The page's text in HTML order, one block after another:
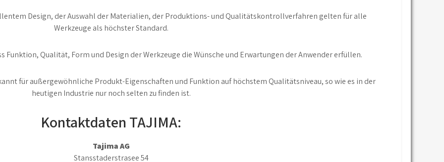
Design, der Auswahl der Materialien, der Produktions- und Qualitätskontrollverfahren gelten für alle
Werkzeuge als höchster Standard.
Funktion, Qualität, Form und Design der Werkzeuge die Wünsche und Erwartungen der Anwender erfüllen.
für außergewöhnliche Produkt-Eigenschaften und Funktion auf höchstem Qualitätsniveau, so wie es in der
heutigen Industrie nur noch selten zu finden ist.
Kontaktdaten TAJIMA:
Tajima AG
Stansstaderstrasee 54